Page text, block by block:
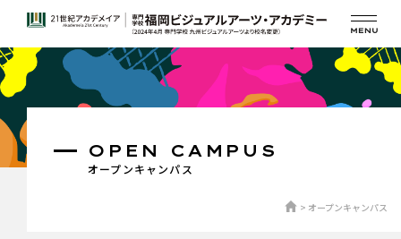
オープンキャンパス
OPEN CAMPUS
オープンキャンパス